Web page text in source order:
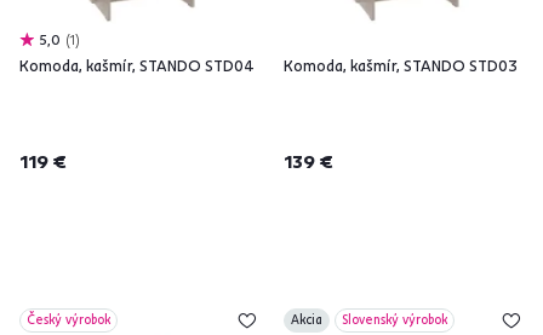
5,0 1
Komoda, kašmír, STANDO STD04
119 €
Komoda, kašmír, STANDO STD03
139 €
Český výrobok Akcia
Slovenský výrobok